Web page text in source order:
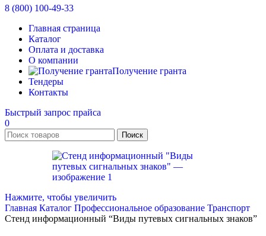
8 (800) 100-49-33
Главная страница
Каталог
Оплата и доставка
О компании
Получение гранта
Тендеры
Контакты
Быстрый запрос прайса
0
Поиск
Нажмите, чтобы увеличить
Главная Каталог Профессиональное образование Транспорт
Стенд информационный “Виды путевых сигнальных знаков”